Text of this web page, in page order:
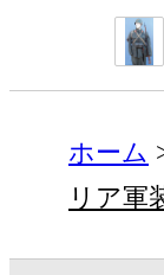
ホーム
リア軍